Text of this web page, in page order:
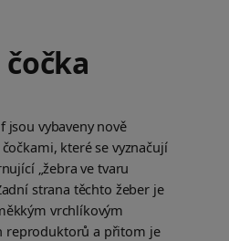
jsou vybaveny nově
které se vyznačují
„žebra ve tvaru
strana těchto žeber je
vrchlíkovým
reproduktorů a přitom je